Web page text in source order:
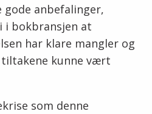
anbefalinger,
i bokbransjen at
har klare mangler og
kunne vært
som denne